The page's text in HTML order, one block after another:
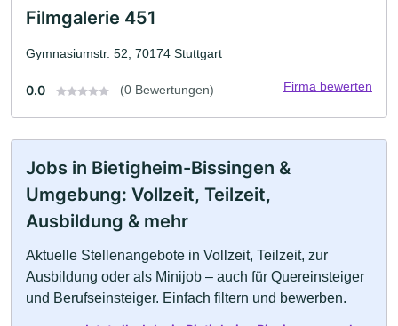
Filmgalerie 451
Gymnasiumstr. 52, 70174 Stuttgart
0.0 (0 Bewertungen) Firma bewerten
Jobs in Bietigheim-Bissingen &
Umgebung: Vollzeit, Teilzeit,
Ausbildung & mehr
Aktuelle Stellenangebote in Vollzeit, Teilzeit, zur
Ausbildung oder als Minijob – auch für Quereinsteiger
und Berufseinsteiger. Einfach filtern und bewerben.